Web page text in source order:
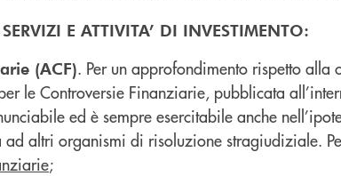
E ATTIVITA’ DI INVESTIMENTO:
(ACF). Per un approfondimento rispetto alla
le Controversie Finanziarie, pubblicata
ed è sempre esercitabile anche
altri organismi di risoluzione stragiudiziale.
;